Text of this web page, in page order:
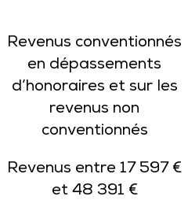
Revenus conventionnés
en dépassements
d’honoraires et sur les
revenus non
conventionnés
Revenus entre 17 597 €
et 48 391 €